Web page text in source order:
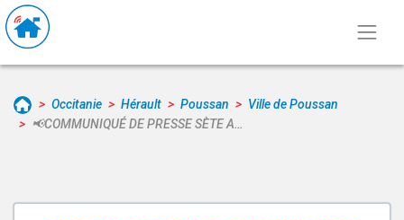
Occitanie Hérault Poussan
Ville de Poussan
📢COMMUNIQUÉ DE PRESSE SÈTE A…